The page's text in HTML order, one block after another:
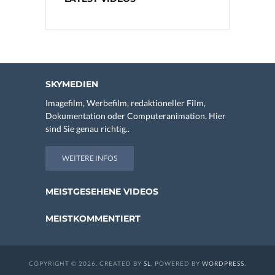
SKYMEDIEN
Imagefilm, Werbefilm, redaktioneller Film,
Dokumentation oder Computeranimation. Hier
sind Sie genau richtig..
WEITERE INFOS
MEISTGESEHENE VIDEOS
MEISTKOMMENTIERT
COPYRIGHT © 2026. CREATED BY SL . POWERED BY WORDPRESS